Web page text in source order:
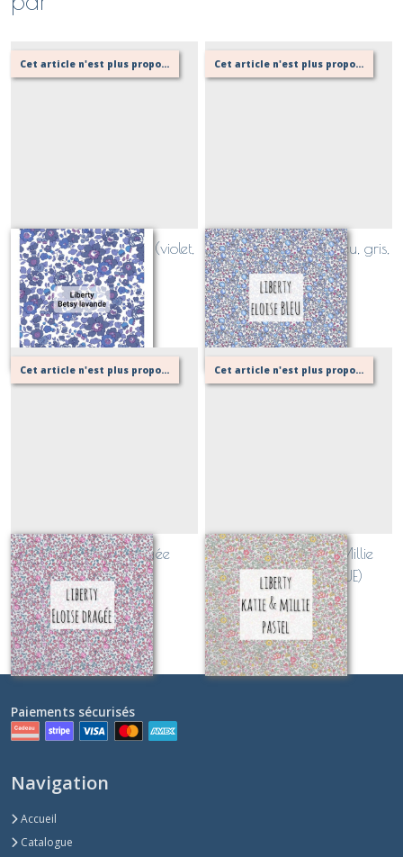
Cet article n'est plus proposé, retournez au menu principal ou contactez moi!
Liberty Betsy lavande (violet,
mauve)
Sur demande
Cet article n'est plus proposé, retournez au menu principal ou contactez moi!
Liberty Eloise bleu (bleu, gris,
rose fuschia)
Sur demande
Cet article n'est plus proposé, retournez au menu principal ou contactez moi!
Liberty Eloise dragée
(CLASSIQUE)
Sur demande
Cet article n'est plus proposé, retournez au menu principal ou contactez moi!
Liberty Katie and Millie
pastel (CLASSIQUE)
Sur demande
Paiements sécurisés
Navigation
Accueil
Catalogue